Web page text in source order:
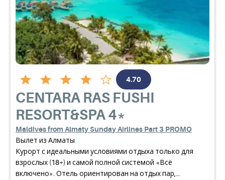
4.70
CENTARA RAS FUSHI
RESORT&SPA4*
Maldives from Almaty Sunday Airlines Part 3 PROMO
Вылет из Алматы
Курорт с идеальными условиями отдыха только для
взрослых (18+) и самой полной системой «Всё
включено». Отель ориентирован на отдых пар,